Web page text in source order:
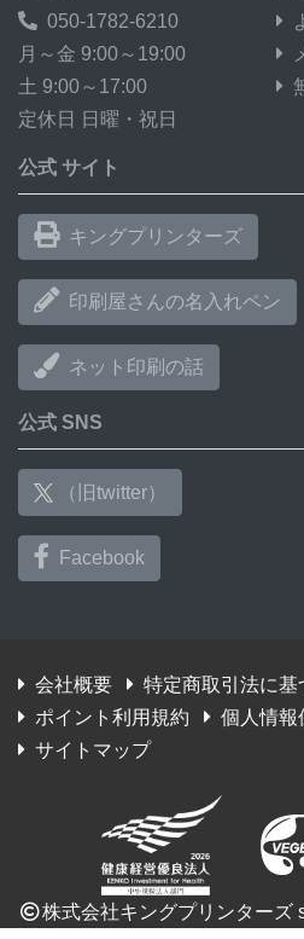
050-1782-6210
月～金 9:00～19:00
土 9:00～17:00
定休日 日曜・祝日
公式 サイト
キングプリンターズ
印刷屋さんの名入れペン
ネット印刷の話
公式 SNS
（旧twitter）
Facebook
会社概要 特定商取引法に基
ポイント利用規約
個人情報
サイトマップ
株式会社キングプリンターズ